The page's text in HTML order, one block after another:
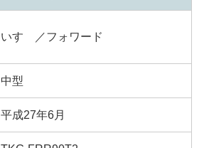
いすゞ／フォワード
中型
平成27年6月